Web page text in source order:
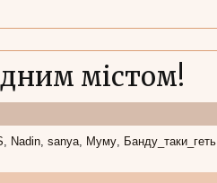
містом!
Nadin sanya Муму Банду_таки_геть